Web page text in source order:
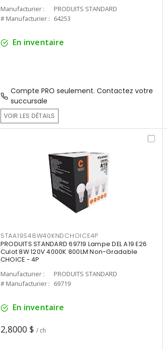
Manufacturier :
PRODUITS STANDARD
# Manufacturier : 64253
En inventaire
Compte PRO seulement. Contactez votre
succursale
VOIR LES DÉTAILS
STAA19S48W40KNDCHOICE4P
PRODUITS STANDARD 69719 Lampe DEL A19 E26
Culot 8W 120V 4000K 800LM Non-Gradable
CHOICE - 4P
Manufacturier :
PRODUITS STANDARD
# Manufacturier : 69719
En inventaire
2,8000 $ / ch